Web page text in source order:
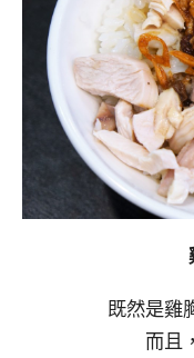
既然是雞
而且